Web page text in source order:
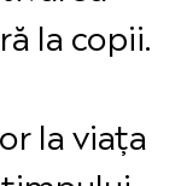
la copii.
la viața